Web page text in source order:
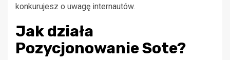
konkurujesz o uwagę internautów.
Jak działa
Pozycjonowanie Sote?